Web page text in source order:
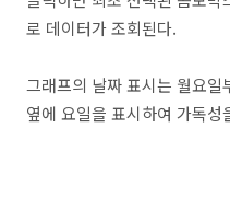
로 데이터가 조회된다.
그래프의 날짜 표시는 월요
옆에 요일을 표시하여 가독성